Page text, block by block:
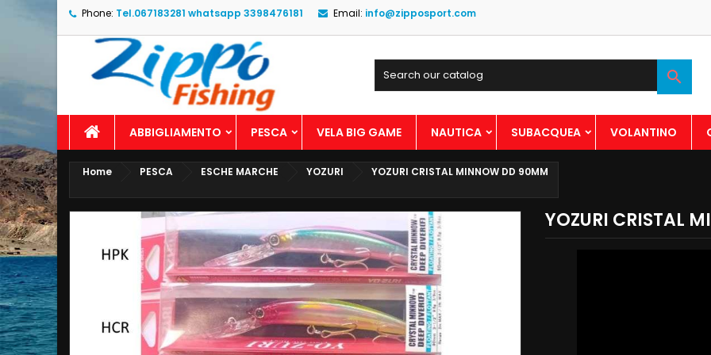
Phone: Tel.067183281 whatsapp 3398476181 Email: info@zipposport.com

ABBIGLIAMENTO PESCA VELA BIG GAME NAUTICA SUBACQUEA VOLANTINO
Home PESCA ESCHE MARCHE YOZURI YOZURI CRISTAL MINNOW DD 90MM
YOZURI CRISTAL